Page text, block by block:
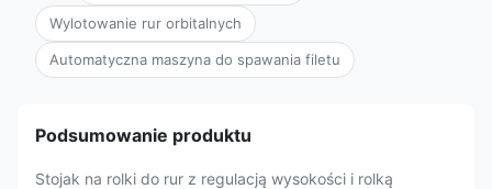
Wylotowanie rur orbitalnych
Automatyczna maszyna do spawania filetu
Podsumowanie produktu
Stojak na rolki do rur z regulacją wysokości i rolką